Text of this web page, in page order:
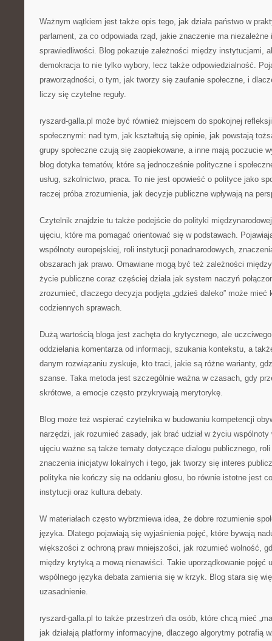
Ważnym wątkiem jest także opis tego, jak działa państwo w
parlament, za co odpowiada rząd, jakie znaczenie ma
sprawiedliwości. Blog pokazuje zależności między instytucjami,
demokracja to nie tylko wybory, lecz także odpowiedzialność.
praworządności, o tym, jak tworzy się zaufanie społeczne, i
liczy się czytelne reguły.
ryszard-galla.pl może być również miejscem do spokojnej
społecznymi: nad tym, jak kształtują się opinie, jak powstają
grupy społeczne czują się zaopiekowane, a inne mają poczucie
blog dotyka tematów, które są jednocześnie polityczne i
usług, szkolnictwo, praca. To nie jest opowieść o polityce jako
raczej próba zrozumienia, jak decyzje publiczne wpływają na
Czytelnik znajdzie tu także podejście do polityki
ujęciu, które ma pomagać orientować się w podstawach.
wspólnoty europejskiej, roli instytucji ponadnarodowych,
obszarach jak prawo. Omawiane mogą być też zależności
życie publiczne coraz częściej działa jak system naczyń
zrozumieć, dlaczego decyzja podjęta „gdzieś daleko” może mieć
codziennych sprawach.
Dużą wartością bloga jest zachęta do krytycznego, ale
oddzielania komentarza od informacji, szukania kontekstu, a
danym rozwiązaniu zyskuje, kto traci, jakie są różne warianty,
szanse. Taka metoda jest szczególnie ważna w czasach, gdy
skrótowe, a emocje często przykrywają merytorykę.
Blog może też wspierać czytelnika w budowaniu kompetencji
narzędzi, jak rozumieć zasady, jak brać udział w życiu
ujęciu ważne są także tematy dotyczące dialogu publicznego,
znaczenia inicjatyw lokalnych i tego, jak tworzy się interes
polityka nie kończy się na oddaniu głosu, bo równie istotne jest
instytucji oraz kultura debaty.
W materiałach często wybrzmiewa idea, że dobre rozumienie
języka. Dlatego pojawiają się wyjaśnienia pojęć, które bywają
większości z ochroną praw mniejszości, jak rozumieć wolność,
między krytyką a mową nienawiści. Takie uporządkowanie pojęć
wspólnego języka debata zamienia się w krzyk. Blog stara się
uzasadnienie.
ryszard-galla.pl to także przestrzeń dla osób, które chcą mieć
jak działają platformy informacyjne, dlaczego algorytmy potrafią